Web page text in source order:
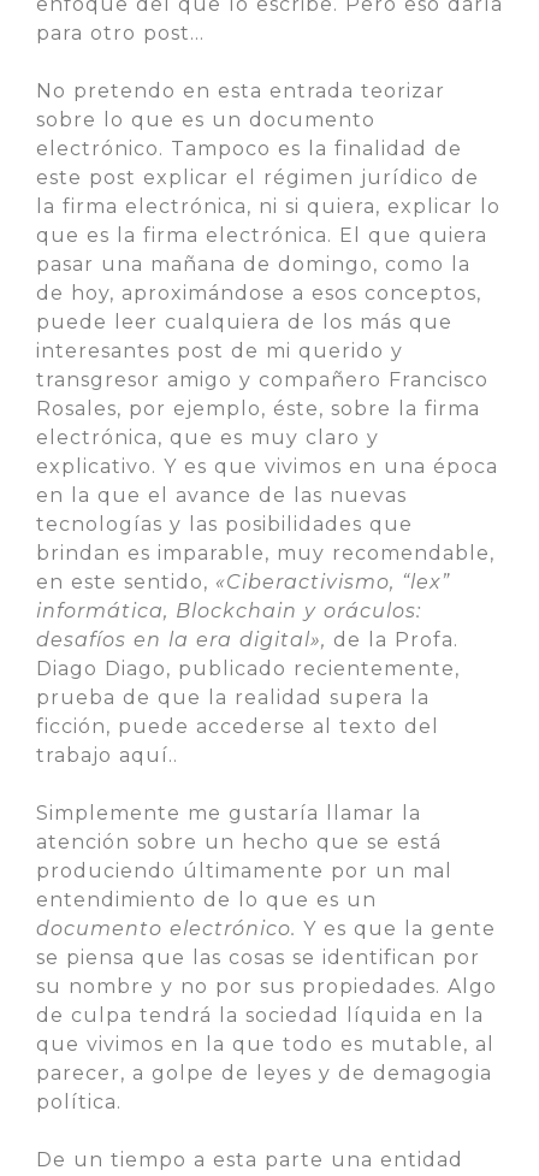
para otro post…
No pretendo en esta entrada teorizar
sobre lo que es un documento
electrónico. Tampoco es la finalidad de
este post explicar el régimen jurídico de
la firma electrónica, ni si quiera, explicar lo
que es la firma electrónica. El que quiera
pasar una mañana de domingo, como la
de hoy, aproximándose a esos conceptos,
puede leer cualquiera de los más que
interesantes post de mi querido y
transgresor amigo y compañero Francisco
Rosales, por ejemplo, éste, sobre la firma
electrónica, que es muy claro y
explicativo. Y es que vivimos en una época
en la que el avance de las nuevas
tecnologías y las posibilidades que
brindan es imparable, muy recomendable,
en este sentido, «Ciberactivismo, “lex”
informática, Blockchain y oráculos:
desafíos en la era digital», de la Profa.
Diago Diago, publicado recientemente,
prueba de que la realidad supera la
ficción, puede accederse al texto del
trabajo aquí..
Simplemente me gustaría llamar la
atención sobre un hecho que se está
produciendo últimamente por un mal
entendimiento de lo que es un
documento electrónico. Y es que la gente
se piensa que las cosas se identifican por
su nombre y no por sus propiedades. Algo
de culpa tendrá la sociedad líquida en la
que vivimos en la que todo es mutable, al
parecer, a golpe de leyes y de demagogia
política.
De un tiempo a esta parte una entidad